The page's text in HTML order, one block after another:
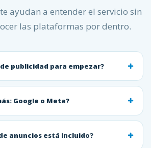
ayudan a entender el servicio sin
las plataformas por dentro.
publicidad para empezar?
Google o Meta?
anuncios está incluido?